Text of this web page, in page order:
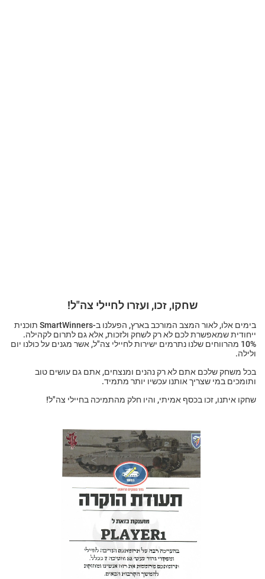
שחקו, זכו, ועזרו לחיילי צה"ל!
בימים אלו, לאור המצב המורכב בארץ, הפעלנו ב-SmartWinners תוכנית
ייחודית שמאפשרת לכם לא רק לשחק ולזכות, אלא גם לתרום לקהילה.
10% מהרווחים שלנו נתרמים ישירות לחיילי צה"ל, אשר מגנים על כולנו יום
ולילה.
בכל משחק שלכם אתם לא רק נהנים ומנצחים, אתם גם עושים טוב
ותומכים במי שצריך אותנו עכשיו יותר מתמיד.
שחקו איתנו, זכו בכסף אמיתי, והיו חלק מהתמיכה בחיילי צה"ל!